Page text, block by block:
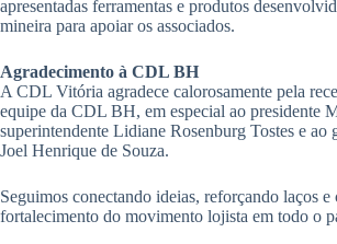
apresentadas ferramentas e produtos
mineira para apoiar os associados.
Agradecimento à CDL BH
A CDL Vitória agradece calorosamente pela
equipe da CDL BH, em especial ao presidente
superintendente Lidiane Rosenburg Tostes e ao
Joel Henrique de Souza.
Seguimos conectando ideias, reforçando laços
fortalecimento do movimento lojista em todo o